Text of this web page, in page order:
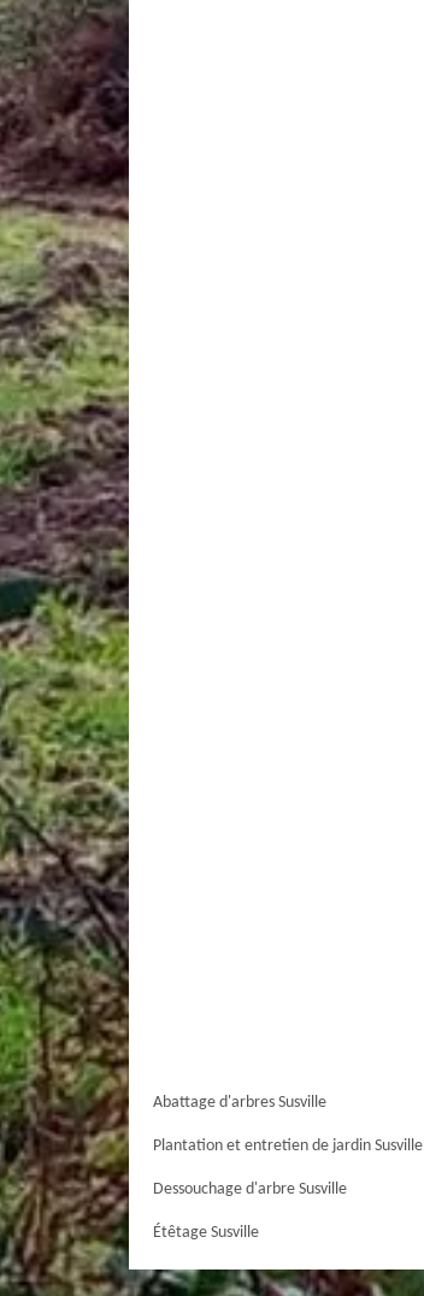
Abattage d'arbres Susville
Plantation et entretien de jardin Susville
Dessouchage d'arbre Susville
Étêtage Susville